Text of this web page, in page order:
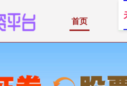
首页